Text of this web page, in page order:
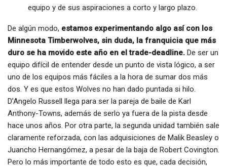
equipo y de sus aspiraciones a corto y largo plazo.
De algún modo, estamos experimentando algo así con los
Minnesota Timberwolves, sin duda, la franquicia que más
duro se ha movido este año en el trade-deadline. De ser un
equipo difícil de entender desde un punto de vista lógico, a ser
uno de los equipos más fáciles a la hora de sumar dos más
dos. Y es que estos Wolves no han dado puntada si hilo.
D’Angelo Russell llega para ser la pareja de baile de Karl
Anthony-Towns, además de serlo ya fuera de la pista desde
hace unos años. Por otra parte, la segunda unidad también sale
claramente reforzada, con las adquisiciones de Malik Beasley o
Juancho Hernangómez, a pesar de la baja de Robert Covington.
Pero lo más importante de todo esto es que, cada decisión,